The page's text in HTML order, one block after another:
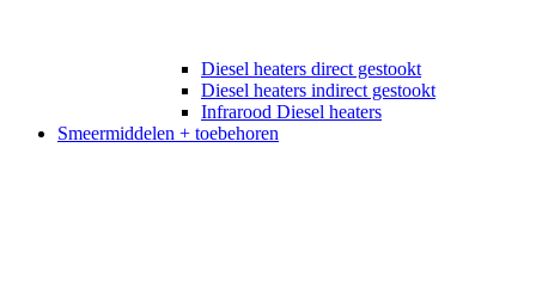
Diesel heaters direct gestookt
Diesel heaters indirect gestookt
Infrarood Diesel heaters
Smeermiddelen + toebehoren